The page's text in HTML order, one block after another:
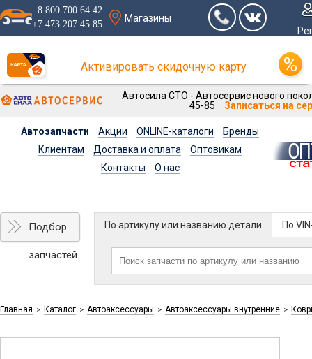
8 800 700 64 42
+7 473 207 45 85
Магазины
Активировать скидочную карту
Автосила СТО - Автосервис нового
45-85
Записаться на
Автозапчасти Акции ONLINE-каталоги
Бренды
Клиентам
Доставка и оплата
Оптовикам
Контакты
О нас
Подбор
запчастей
По артикулу или названию детали По
Главная > Каталог > Автоаксессуары > Автоаксессуары внутренние >